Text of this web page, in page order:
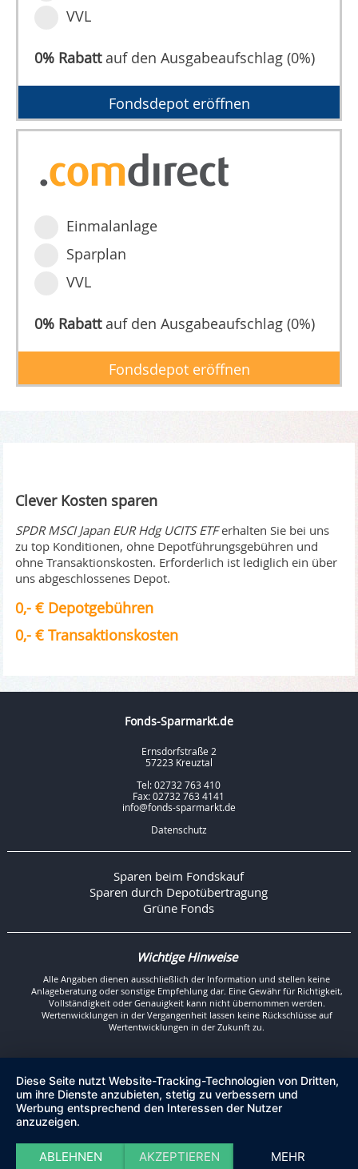
VVL
0% Rabattauf den Ausgabeaufschlag (0%)
Fondsdepot eröffnen
Einmalanlage
Sparplan
VVL
0% Rabattauf den Ausgabeaufschlag (0%)
Fondsdepot eröffnen
Clever Kosten sparen
SPDR MSCI Japan EUR Hdg UCITS ETFerhalten Sie bei uns
zu top Konditionen, ohne Depotführungsgebühren und
ohne Transaktionskosten. Erforderlich ist lediglich ein über
uns abgeschlossenes Depot.
0,- € Depotgebühren
0,- € Transaktionskosten
Fonds-Sparmarkt.de
Ernsdorfstraße 2
57223 Kreuztal
Tel: 02732 763 410
Fax: 02732 763 4141
info@fonds-sparmarkt.de
Datenschutz
Sparen beim Fondskauf
Sparen durch Depotübertragung
Grüne Fonds
Wichtige Hinweise
Alle Angaben dienen ausschließlich der Information und stellen keine
Anlageberatung oder sonstige Empfehlung dar. Eine Gewähr für Richtigkeit,
Vollständigkeit oder Genauigkeit kann nicht übernommen werden.
Wertenwicklungen in der Vergangenheit lassen keine Rückschlüsse auf
Wertentwicklungen in der Zukunft zu.
Diese Seite nutzt Website-Tracking-Technologien von Dritten,
um ihre Dienste anzubieten, stetig zu verbessern und
Werbung entsprechend den Interessen der Nutzer
anzuzeigen.
ABLEHNEN AKZEPTIEREN MEHR